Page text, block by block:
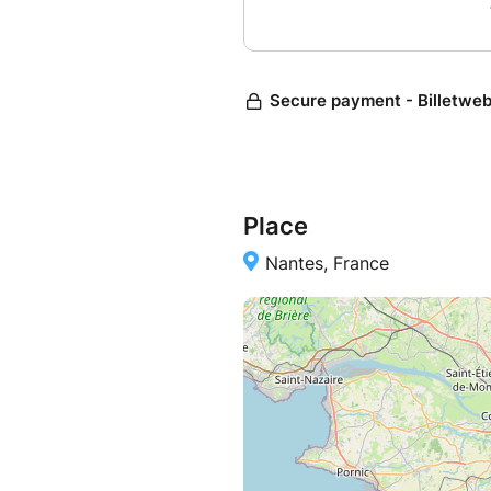
Place
Nantes, France